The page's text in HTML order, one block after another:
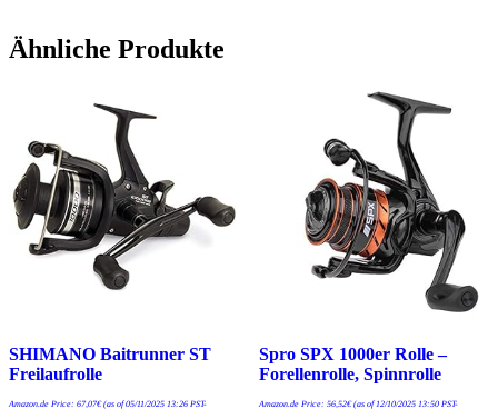
Ähnliche Produkte
SHIMANO Baitrunner ST
Freilaufrolle
Amazon.de Price: 67,07€(as of 05/11/2025 13:26 PST-
Spro SPX 1000er Rolle –
Forellenrolle, Spinnrolle
Amazon.de Price: 56,52€(as of 12/10/2025 13:50 PST-